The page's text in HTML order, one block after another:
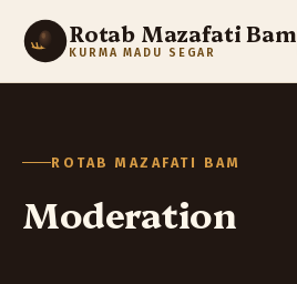
Rotab Mazafati Bam
KURMA MADU SEGAR
ROTAB MAZAFATI BAM
Moderation